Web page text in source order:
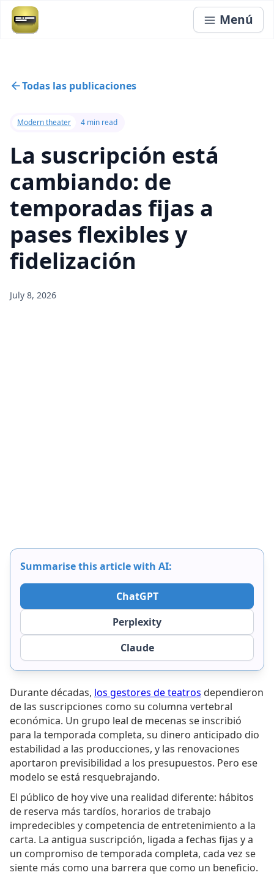
Menú
Todas las publicaciones
Modern theater 4 min read
La suscripción está
cambiando: de
temporadas fijas a
pases flexibles y
fidelización
July 8, 2026
Summarise this article with AI:
ChatGPT
Perplexity
Claude
Durante décadas, los gestores de teatros dependieron
de las suscripciones como su columna vertebral
económica. Un grupo leal de mecenas se inscribió
para la temporada completa, su dinero anticipado dio
estabilidad a las producciones, y las renovaciones
aportaron previsibilidad a los presupuestos. Pero ese
modelo se está resquebrajando.
El público de hoy vive una realidad diferente: hábitos
de reserva más tardíos, horarios de trabajo
impredecibles y competencia de entretenimiento a la
carta. La antigua suscripción, ligada a fechas fijas y a
un compromiso de temporada completa, cada vez se
siente más como una barrera que como un beneficio.